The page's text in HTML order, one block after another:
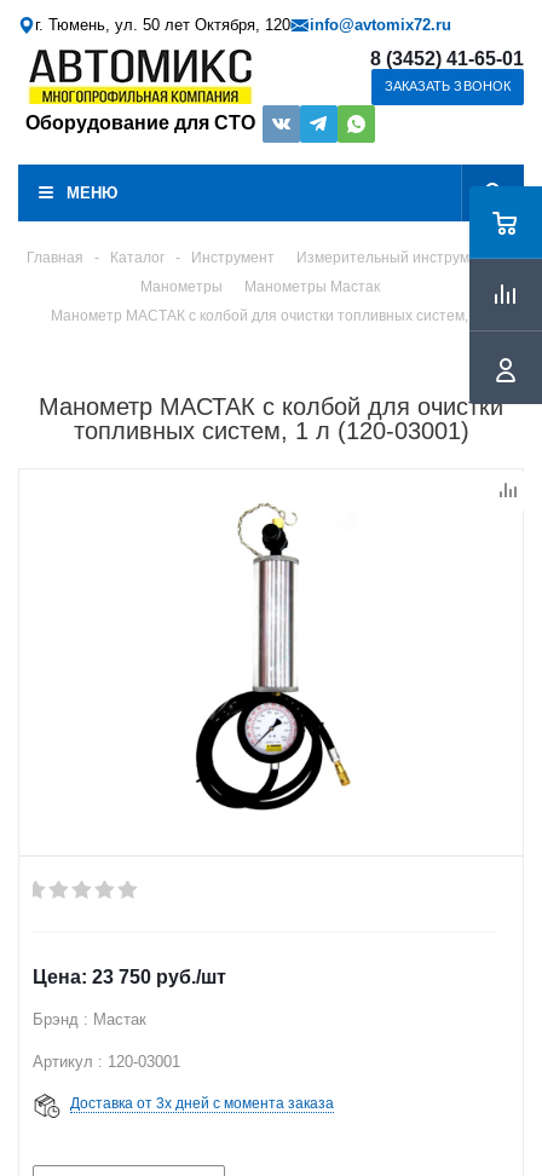
г. Тюмень, ул. 50 лет Октября, 120 info@avtomix72.ru
Оборудование для СТО
8 (3452) 41-65-01
ЗАКАЗАТЬ ЗВОНОК
МЕНЮ
Главная - Каталог - Инструмент
Измерительный инструмент
Манометры
Манометры Мастак
Манометр МАСТАК с колбой для очистки топливных систем, 1 л
Манометр МАСТАК с колбой для очистки
топливных систем, 1 л (120-03001)
23 750 руб./шт
Брэнд : Мастак
Артикул : 120-03001
Доставка от 3х дней с момента заказа